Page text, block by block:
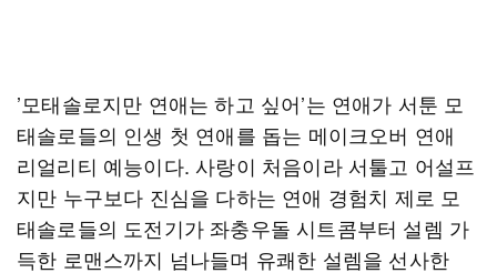
’모태솔로지만 연애는 하고 싶어​’는 연애가 서툰 모
태솔로들의 인생 첫 연애를 돕는 메이크오버 연애
리얼리티 예능​이다. 사랑이 처음이라 서툴고 어설프
지만 누구보다 진심을 다하는 연애 경험치 제로 모
태솔로들의 도전기가 좌충우돌 시트콤부터 설렘 가
득한 로맨스까지 넘나들며 유쾌한 설렘을 선사한